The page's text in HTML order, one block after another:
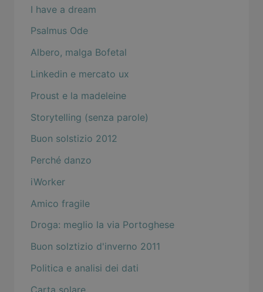
I have a dream
Psalmus Ode
Albero, malga Bofetal
Linkedin e mercato ux
Proust e la madeleine
Storytelling (senza parole)
Buon solstizio 2012
Perché danzo
iWorker
Amico fragile
Droga: meglio la via Portoghese
Buon solztizio d'inverno 2011
Politica e analisi dei dati
Carta solare